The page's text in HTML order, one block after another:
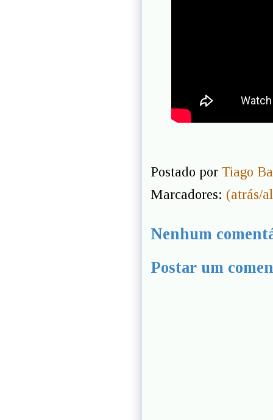
Postado por Tiago
Marcadores: (atrás/
Nenhum
Postar um